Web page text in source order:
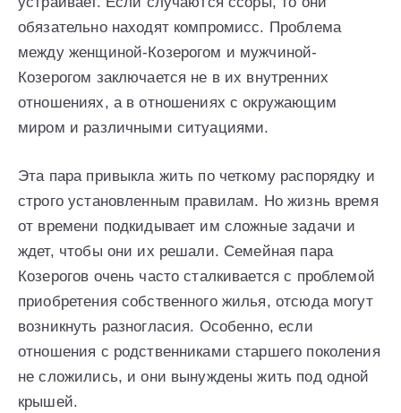
обязательно находят компромисс. Проблема
между женщиной-Козерогом и мужчиной-
Козерогом заключается не в их внутренних
отношениях, а в отношениях с окружающим
миром и различными ситуациями.
Эта пара привыкла жить по четкому распорядку и
строго установленным правилам. Но жизнь время
от времени подкидывает им сложные задачи и
ждет, чтобы они их решали. Семейная пара
Козерогов очень часто сталкивается с проблемой
приобретения собственного жилья, отсюда могут
возникнуть разногласия. Особенно, если
отношения с родственниками старшего поколения
не сложились, и они вынуждены жить под одной
крышей.